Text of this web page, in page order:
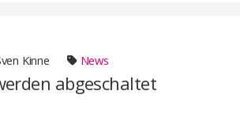
Kinne News
abgeschaltet